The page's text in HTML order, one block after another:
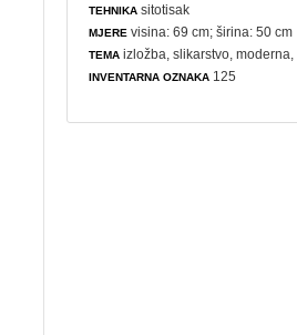
TEHNIKA sitotisak
MJERE visina: 69 cm; širina: 50 cm
TEMA izložba ,slikarstvo ,moderna
INVENTARNA OZNAKA 125